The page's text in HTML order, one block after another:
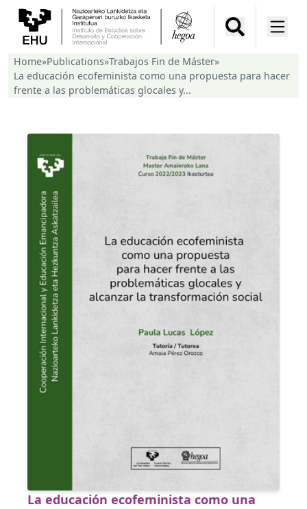
Home»Publications»Trabajos Fin de Máster»
La educación ecofeminista como una propuesta para hacer
frente a las problemáticas glocales y...
La educación ecofeminista como una